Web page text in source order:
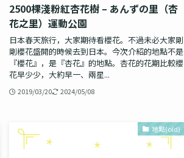
2500棵淺粉紅杏花樹 – あんずの里（杏
花之里）運動公園
日本春天旅行，大家期待看櫻花。不過未必大家剛
剛櫻花盛開的時候去到日本。今次介紹的地點不是
『櫻花』，是『杏花』的地點。杏花的花期比較櫻
花早少少，大約早一、兩星...
2019/03/20 2024/05/08
地點(old)